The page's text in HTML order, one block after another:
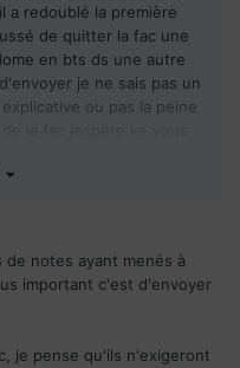
a redoublé la première
de quitter la fac une
en bts ds une autre
je ne sais pas un
ou pas la peine
envoyer les bac avant
notes ayant menés à
important c'est d'envoyer
je pense qu'ils n'exigeront